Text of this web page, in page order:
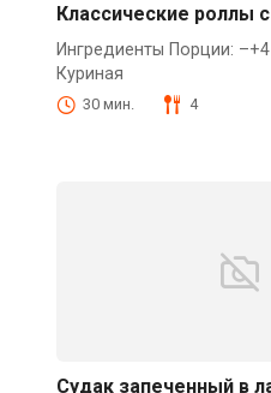
Классические роллы
Ингредиенты Порции:
Куриная
30 мин. 4
Судак запеченный в